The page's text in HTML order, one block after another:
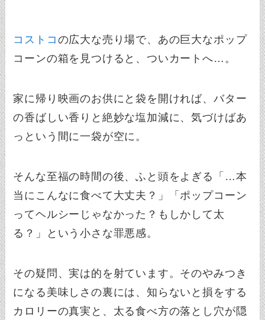
コストコ の広大な売り場で、あの巨大なポップ
コーンの箱を見つけると、ついカートへ…。
家に帰り映画のお供にと袋を開ければ、バター
の香ばしい香りと絶妙な塩加減に、気づけばあ
っという間に一袋が空に。
そんな至福の時間の後、ふと頭をよぎる「…本
当にこんなに食べて大丈夫？」「ポップコーン
ってヘルシーじゃなかった？もしかして太
る？」という小さな罪悪感。
その疑問、実は的を射ています。そのやみつき
になる美味しさの裏には、知らないと損をする
カロリーの真実と、太る食べ方の落とし穴が隠